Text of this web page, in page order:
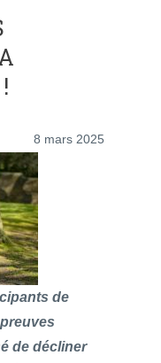
8 mars 2025
de
de décliner